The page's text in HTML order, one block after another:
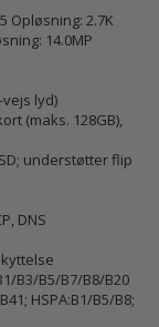
Opløsning: 2.7K
14.0MP
lyd)
(maks. 128GB),
understøtter flip
DNS
B3/B5/B7/B8/B20
HSPA:B1/B5/B8;